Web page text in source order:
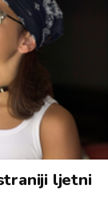
ljetni